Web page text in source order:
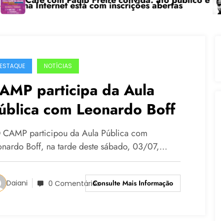
está com inscrições abertas
NOTÍCIAS
participa da Aula
com Leonardo Boff
CAMP participou da Aula Pública com
Boff, na tarde deste sábado, 03/07,…
Daiani 0 ComentáriosConsulte Mais Informação